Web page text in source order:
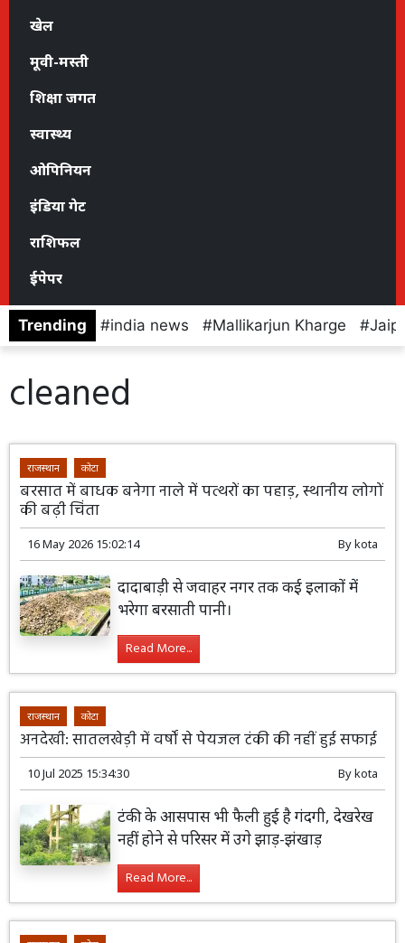
खेल
मूवी-मस्ती
शिक्षा जगत
स्वास्थ्य
ओपिनियन
इंडिया गेट
राशिफल
ईपेपर
Trending india news Mallikarjun Kharge
cleaned
राजस्थान कोटा
बरसात में बाधक बनेगा नाले में पत्थरों का पहाड़, स्थानीय लोगों
की बढ़ी चिंता
16 May 2026 15:02:14 Bykota
दादाबाड़ी से जवाहर नगर तक कई इलाकों में
भरेगा बरसाती पानी।
Read More...
राजस्थान कोटा
अनदेखी: सातलखेड़ी में वर्षों से पेयजल टंकी की नहीं हुई सफाई
10 Jul 2025 15:34:30 Bykota
टंकी के आसपास भी फैली हुई है गंदगी, देखरेख
नहीं होने से परिसर में उगे झाड़-झंखाड़
Read More...